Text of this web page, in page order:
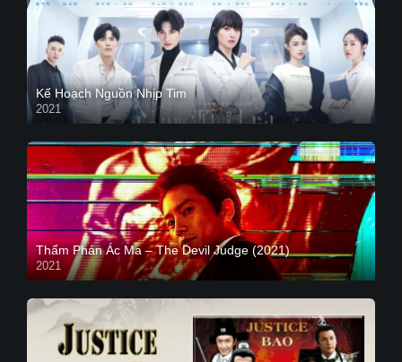
Kế Hoạch Nguồn Nhịp Tim
2021
Thẩm Phán Ác Ma – The Devil Judge (2021)
2021